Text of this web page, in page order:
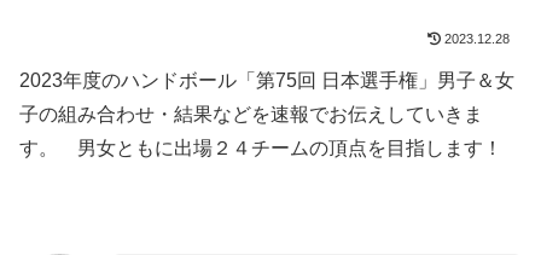
2023.12.28
2023年度のハンドボール「第75回 日本選手権」男子＆女
子の組み合わせ・結果などを速報でお伝えしていきま
す。 男女ともに出場２４チームの頂点を目指します！